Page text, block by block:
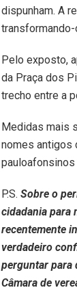
dispunham. A
transformando-
Pelo exposto,
da Praça dos
trecho entre a
Medidas mais
nomes antigos
P.S. Sobre o
cidadania para
recentemente
verdadeiro
perguntar para
Câmara de